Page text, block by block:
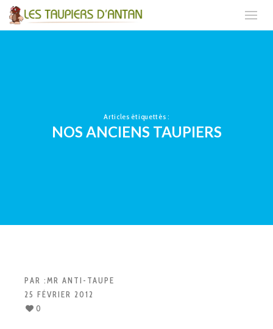
Articles étiquettés :
NOS ANCIENS TAUPIERS
PAR :MR ANTI-TAUPE
25 FÉVRIER 2012
0